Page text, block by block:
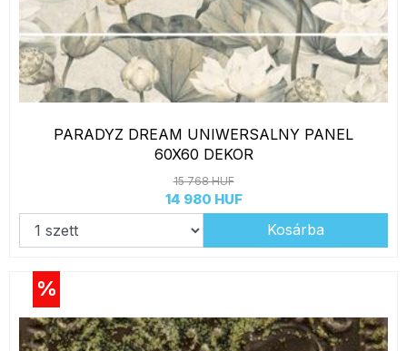
PARADYZ DREAM UNIWERSALNY PANEL
60X60 DEKOR
15 768 HUF
14 980 HUF
Kosárba
%